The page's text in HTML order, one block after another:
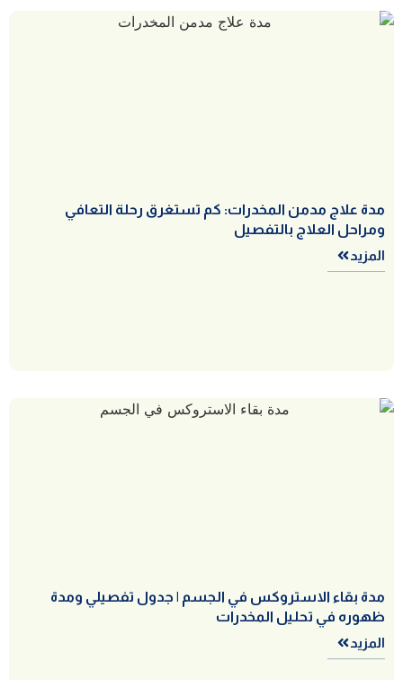
مدة علاج مدمن المخدرات: كم تستغرق رحلة التعافي
ومراحل العلاج بالتفصيل
المزيد
مدة بقاء الاستروكس في الجسم | جدول تفصيلي ومدة
ظهوره في تحليل المخدرات
المزيد